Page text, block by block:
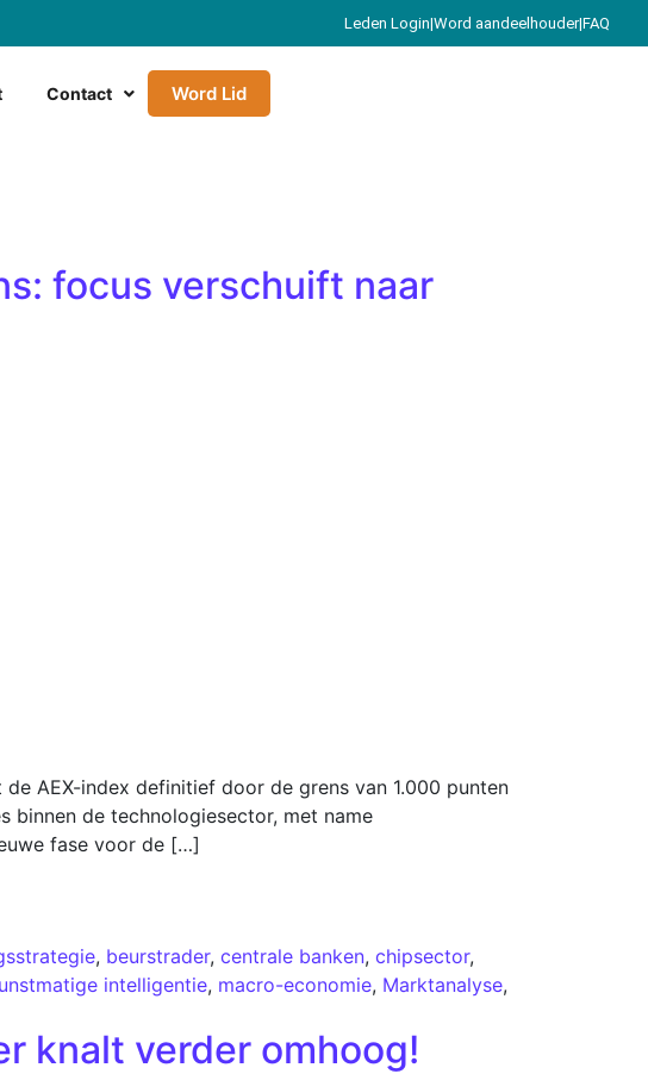
Leden Login|Word aandeelhouder|FAQ
Contact Word Lid
focus verschuift naar
AEX-index definitief door de grens van 1.000 punten
binnen de technologiesector, met name
fase voor de […]
, beurstrader, centrale banken, chipsector,
intelligentie, macro-economie, Marktanalyse,
knalt verder omhoog!